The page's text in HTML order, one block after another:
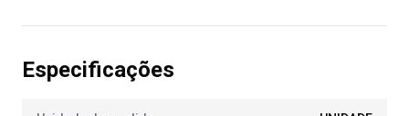
Especificações